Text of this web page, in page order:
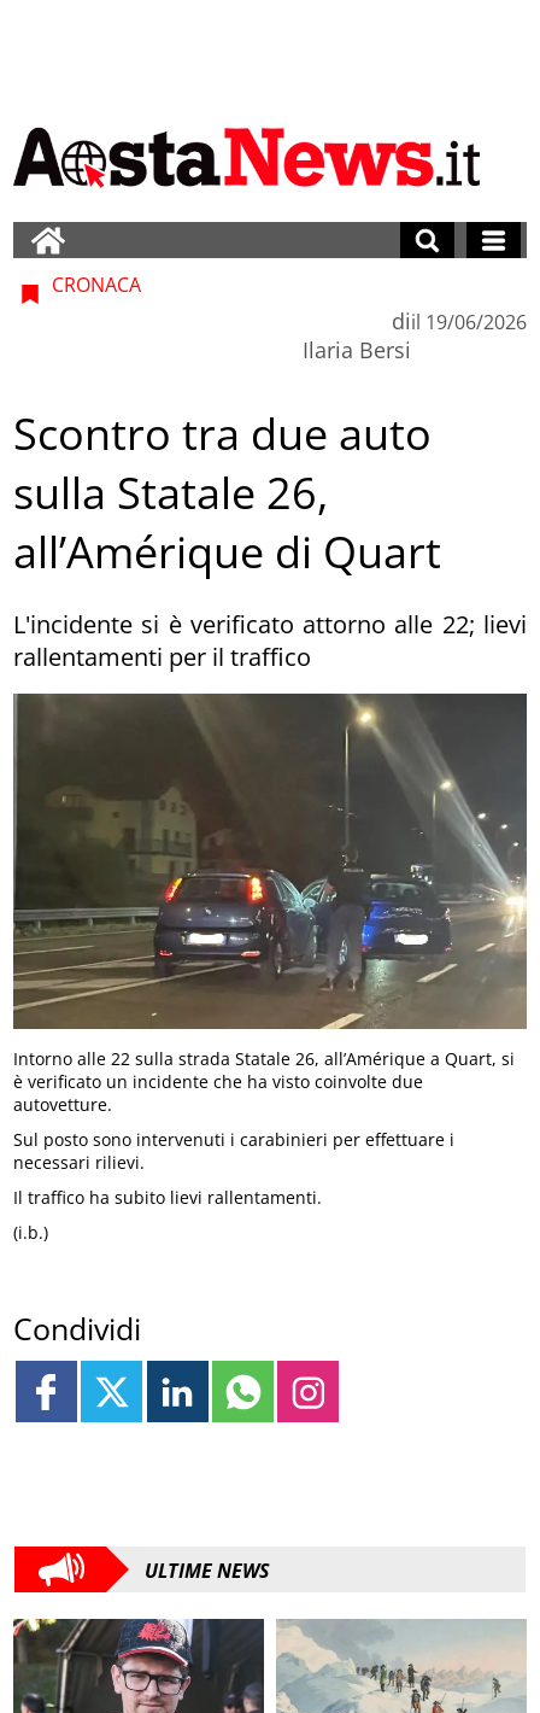
CRONACA
di
Ilaria Bersi
il 19/06/2026
Scontro tra due auto
sulla Statale 26,
all’Amérique di Quart
L'incidente si è verificato attorno alle 22; lievi
rallentamenti per il traffico
Intorno alle 22 sulla strada Statale 26, all’Amérique a Quart, si
è verificato un incidente che ha visto coinvolte due
autovetture.
Sul posto sono intervenuti i carabinieri per effettuare i
necessari rilievi.
Il traffico ha subito lievi rallentamenti.
(i.b.)
Condividi
ULTIME NEWS